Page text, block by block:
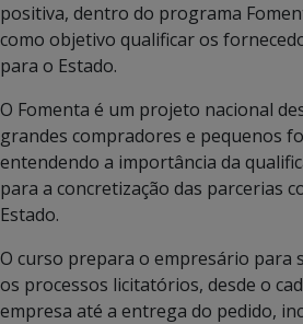
positiva, dentro do programa
como objetivo qualificar os
para o Estado.
O Fomenta é um projeto nacional
grandes compradores e pequenos
entendendo a importância da
para a concretização das parcerias
Estado.
O curso prepara o empresário para
os processos licitatórios, desde o
empresa até a entrega do pedido,